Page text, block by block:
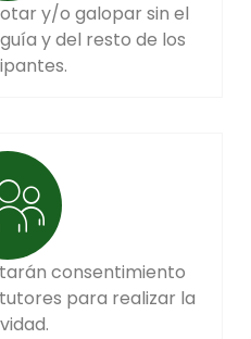
y/o galopar sin el
y del resto de los
consentimiento
para realizar la